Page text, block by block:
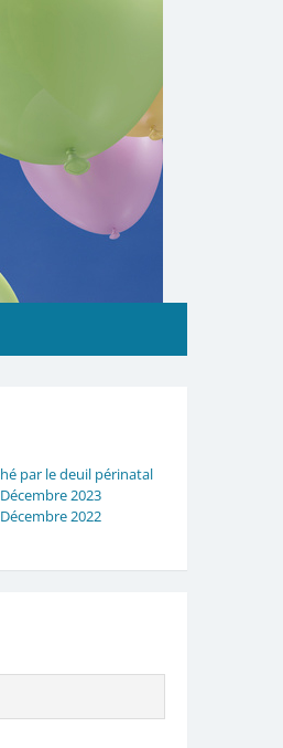
par le deuil périnatal
2023
2022